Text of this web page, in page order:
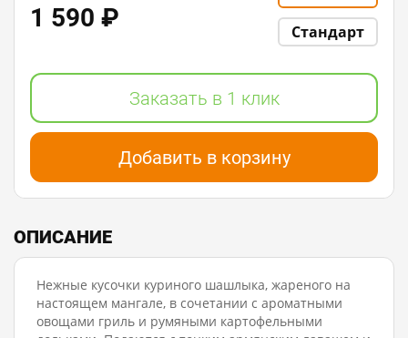
Стандарт
1 590 ₽
Заказать в 1 клик
Добавить в корзину
ОПИСАНИЕ
Нежные кусочки куриного шашлыка, жареного на
настоящем мангале, в сочетании с ароматными
овощами гриль и румяными картофельными